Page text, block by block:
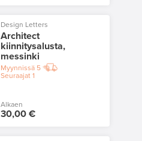
Design Letters
Architect
kiinnitysalusta,
messinki
Myynnissä5
Seuraajat1
Alkaen
30,00 €